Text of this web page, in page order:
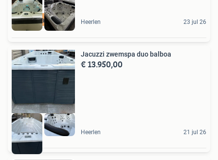
Incl Garantie Heerlen 23 jul 26
Jacuzzi zwemspa duo balboa
€ 13.950,00
Heerlen 21 jul 26